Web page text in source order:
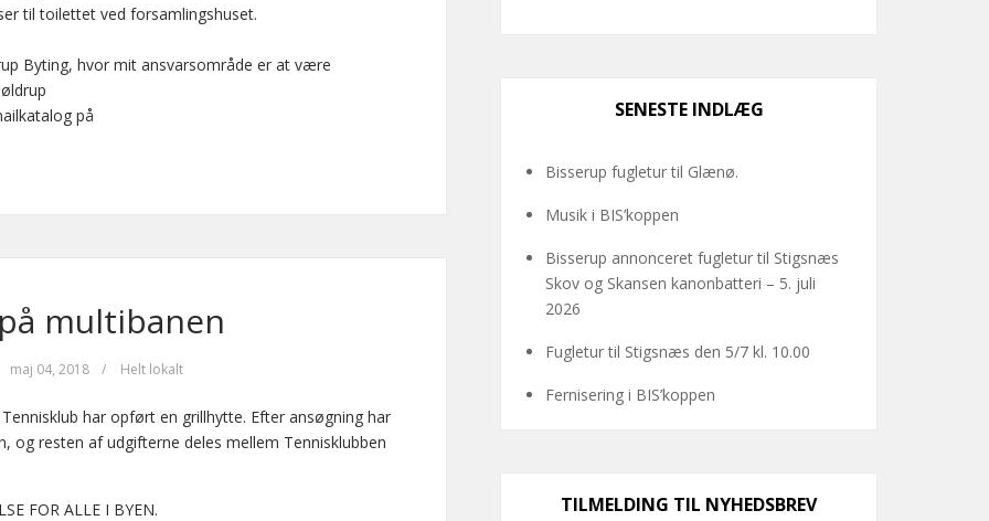
til toilettet ved forsamlingshuset.
Byting, hvor mit ansvarsområde er at være
på
multibanen
maj 04, 2018 / Helt lokalt
har opført en grillhytte. Efter ansøgning har
og resten af udgifterne deles mellem Tennisklubben
FOR ALLE I BYEN.
SENESTE INDLÆG
Bisserup fugletur til Glænø.
Musik i BIS’koppen
Bisserup annonceret fugletur til Stigsnæs
Skov og Skansen kanonbatteri – 5. juli
2026
Fugletur til Stigsnæs den 5/7 kl. 10.00
Fernisering i BIS’koppen
TILMELDING TIL NYHEDSBREV